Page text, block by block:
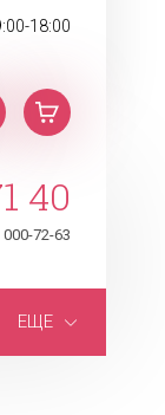
18:00
40
72-63
ЕЩЕ